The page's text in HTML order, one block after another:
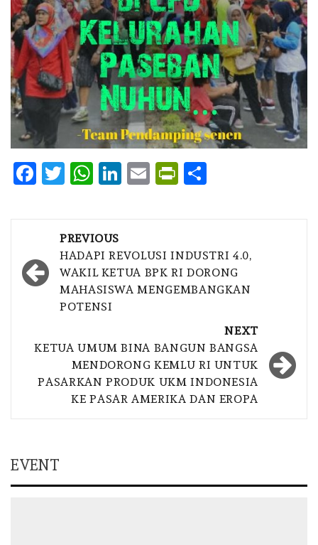
Facebook
Twitter
WhatsApp
LinkedIn
EmailPrintFriendly
navigation
PREVIOUS
HADAPI REVOLUSI INDUSTRI 4.0,
WAKIL KETUA BPK RI DORONG
MAHASISWA MENGEMBANGKAN
POTENSI
NEXT
KETUA UMUM BINA BANGUN BANGSA
MENDORONG KEMLU RI UNTUK
PASARKAN PRODUK UKM INDONESIA
KE PASAR AMERIKA DAN EROPA
EVENT